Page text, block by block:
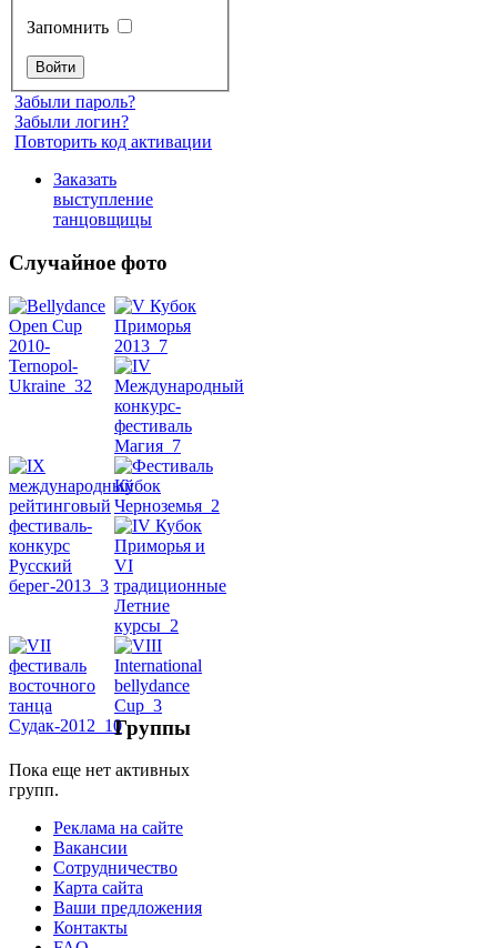
Запомнить
Забыли пароль?
Забыли логин?
Повторить код активации
Заказать
выступление
танцовщицы
Случайное фото
живота
Группы
Пока еще нет активных
групп.
Реклама на сайте
Вакансии
Сотрудничество
Карта сайта
Ваши предложения
Контакты